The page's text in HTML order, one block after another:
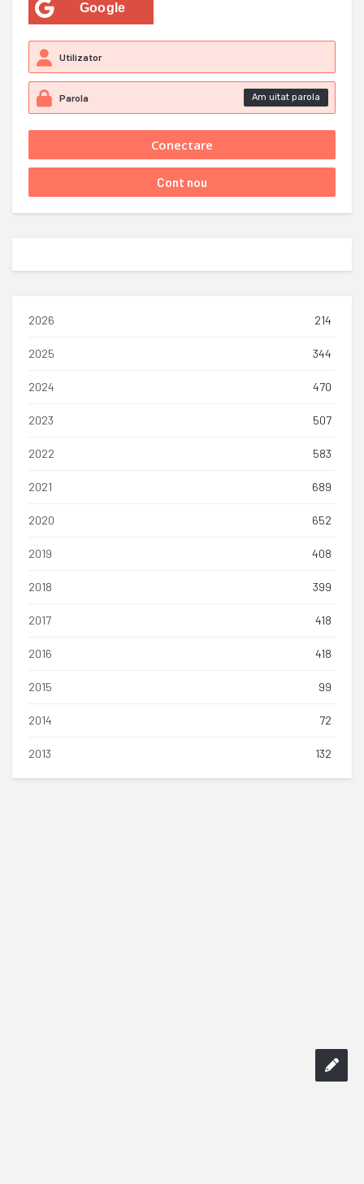
Google
Am uitat parola
2026 214
2025 344
2024 470
2023 507
2022 583
2021 689
2020 652
2019 408
2018 399
2017 418
2016 418
2015 99
2014 72
2013 132